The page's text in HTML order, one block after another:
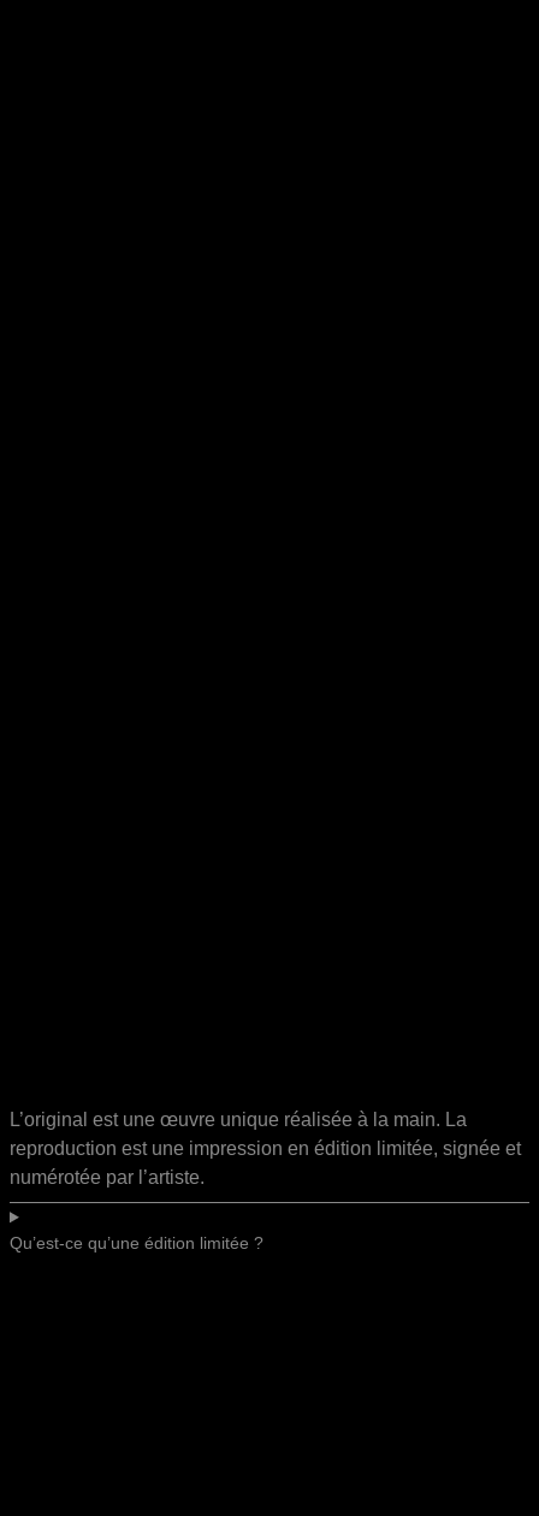
L’original est une œuvre unique réalisée à la main. La
reproduction est une impression en édition limitée, signée et
numérotée par l’artiste.
Qu’est-ce qu’une édition limitée ?